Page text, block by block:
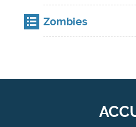
Zombies